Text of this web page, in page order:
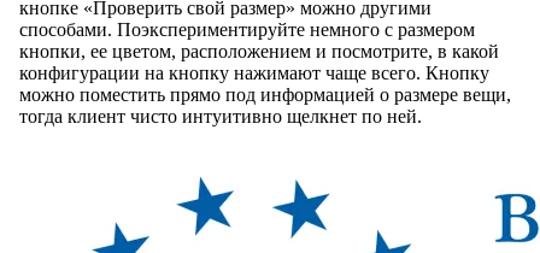
кнопке «Проверить свой размер» можно другими
способами. Поэкспериментируйте немного с размером
кнопки, ее цветом, расположением и посмотрите, в какой
конфигурации на кнопку нажимают чаще всего. Кнопку
можно поместить прямо под информацией о размере вещи,
тогда клиент чисто интуитивно щелкнет по ней.